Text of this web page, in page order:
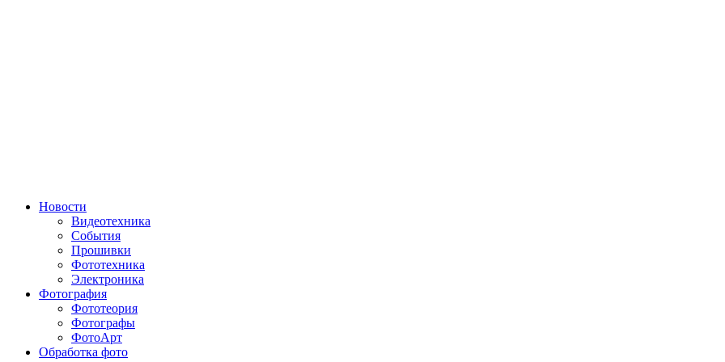
Новости
Видеотехника
События
Прошивки
Фототехника
Электроника
Фотография
Фототеория
Фотографы
ФотоАрт
Обработка фото